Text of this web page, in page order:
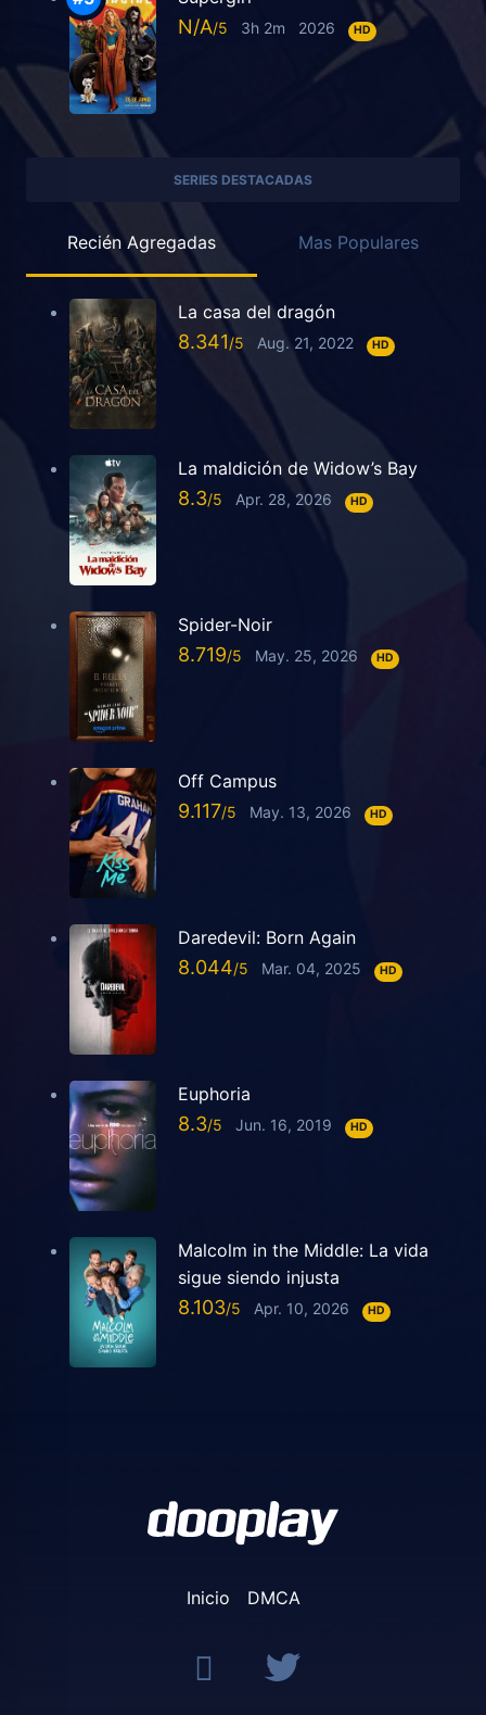
N/A 3h 2m 2026 HD
SERIES DESTACADAS
Recién Agregadas Mas Populares
La casa del dragón
8.341 Aug. 21, 2022 HD
La maldición de Widow’s Bay
8.3 Apr. 28, 2026 HD
Spider-Noir
8.719 May. 25, 2026 HD
Off Campus
9.117 May. 13, 2026 HD
Daredevil: Born Again
8.044 Mar. 04, 2025 HD
Euphoria
8.3 Jun. 16, 2019 HD
Malcolm in the Middle: La vida
sigue siendo injusta
8.103 Apr. 10, 2026 HD
Inicio DMCA